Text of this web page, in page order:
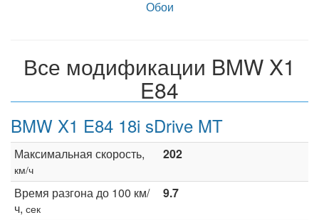
Обои
Все модификации BMW X1
E84
BMW X1 E84 18i sDrive MT
Максимальная скорость,
км/ч
202
Время разгона до 100 км/
ч, сек
9.7